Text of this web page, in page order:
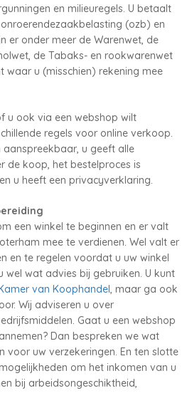
en milieuregels. U betaalt
(ozb) en
er onder meer de Warenwet, de
de Tabaks- en rookwarenwet
waar u (misschien) rekening mee
u ook via een webshop wilt
regels voor online verkoop.
u geeft alle
de koop, het bestelproces is
u heeft een privacyverklaring.
een winkel te beginnen en er valt
mee te verdienen. Wel valt er
en te regelen voordat u uw winkel
wel wat advies bij gebruiken. U kunt
van Koophandel, maar ga ook
Wij adviseren u over
Gaat u een webshop
Dan bespreken we wat
voor uw verzekeringen. En ten slotte
om het inkomen van u
bij arbeidsongeschiktheid,